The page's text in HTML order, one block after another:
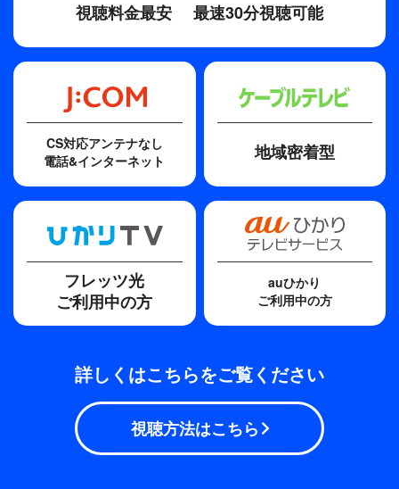
江頭美智留
視聴料金最安 最速30分視聴可能
CS対応アンテナなし
電話&インターネット
地域密着型
フレッツ光
ご利用中の方
auひかり
ご利用中の方
詳しくはこちらをご覧ください
視聴方法はこちら